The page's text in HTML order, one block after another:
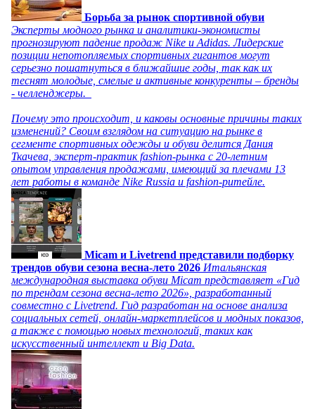
Борьба за рынок спортивной обуви
Эксперты модного рынка и аналитики-экономисты
прогнозируют падение продаж Nike и Adidas. Лидерские
позиции непотопляемых спортивных гигантов могут
серьезно пошатнуться в ближайшие годы, так как их
теснят молодые, смелые и активные конкуренты – бренды
- челленджеры.
Почему это происходит, и каковы основные причины таких
изменений? Своим взглядом на ситуацию на рынке в
сегменте спортивных одежды и обуви делится Дания
Ткачева, эксперт-практик fashion-рынка с 20-летним
опытом управления продажами, имеющий за плечами 13
лет работы в команде Nike Russia и fashion-ритейле.
Micam и Livetrend представили подборку
трендов обуви сезона весна-лето 2026 Итальянская
международная выставка обуви Micam представляет «Гид
по трендам сезона весна-лето 2026», разработанный
совместно с Livetrend. Гид разработан на основе анализа
социальных сетей, онлайн-маркетплейсов и модных показов,
а также с помощью новых технологий, таких как
искусственный интеллект и Big Data.